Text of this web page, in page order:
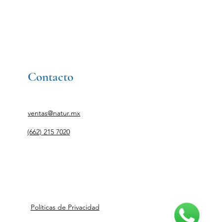
Contacto
ventas@natur.mx
(662) 215 7020
Políticas de Privacidad